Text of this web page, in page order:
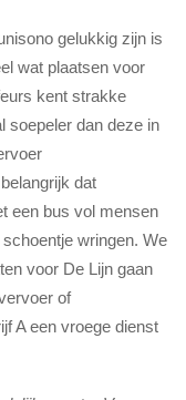
gelukkig zijn is
wat plaatsen voor
kent strakke
soepeler dan deze in
dat
een bus vol mensen
wringen. We
voor De Lijn gaan
of
A een vroege dienst